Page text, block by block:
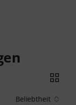
Beliebtheit